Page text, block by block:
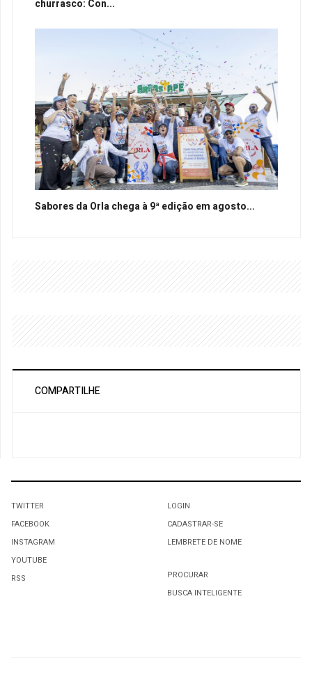
churrasco: Con...
Sabores da Orla chega à 9ª edição em agosto...
COMPARTILHE
TWITTER
FACEBOOK
INSTAGRAM
YOUTUBE
RSS
LOGIN
CADASTRAR-SE
LEMBRETE DE NOME
PROCURAR
BUSCA INTELIGENTE